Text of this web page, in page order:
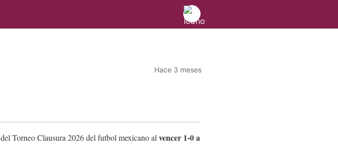
Hace 3 meses
del Torneo Clausura 2026 del futbol mexicano al vencer 1-0 a